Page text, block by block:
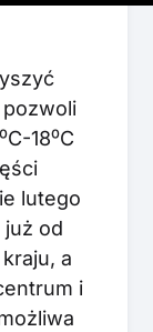
pozwoli
18⁰C
lutego
już od
a
i